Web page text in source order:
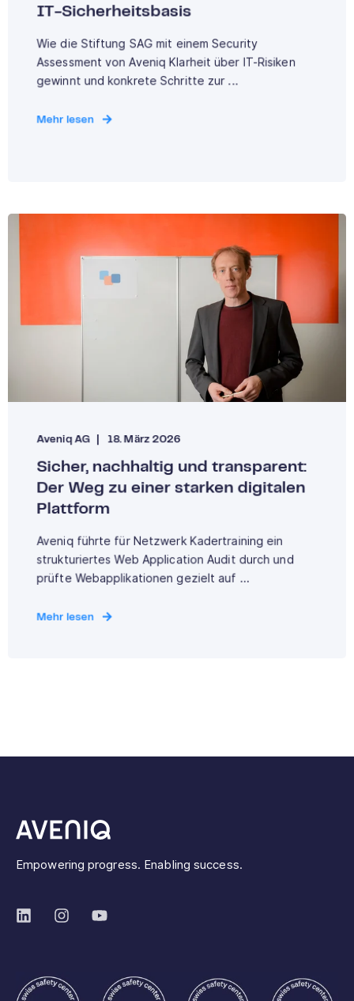
IT-Sicherheitsbasis
Wie die Stiftung SAG mit einem Security
Assessment von Aveniq Klarheit über IT-Risiken
gewinnt und konkrete Schritte zur ...
Mehr lesen
Aveniq AG 18. März 2026
Sicher, nachhaltig und transparent:
Der Weg zu einer starken digitalen
Plattform
Aveniq führte für Netzwerk Kadertraining ein
strukturiertes Web Application Audit durch und
prüfte Webapplikationen gezielt auf ...
Mehr lesen
Empowering progress. Enabling success.